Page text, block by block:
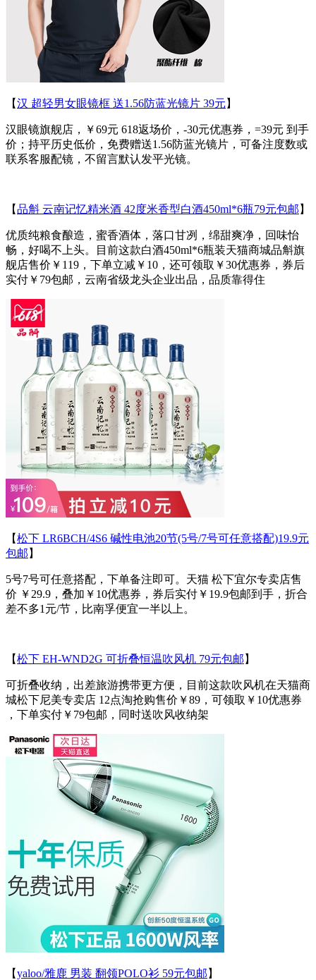
【汉 超轻男女眼镜框 送1.56防蓝光镜片 39元 】
汉眼镜旗舰店，￥69元 618返场价，-30元优惠券，=39元 到手
价；持平历史低价，免费赠送1.56防蓝光镜片，可备注度数或
联系客服配镜，不留言默认发平光镜。
【品斛 云南记忆精米酒 42度米香型白酒450ml*6瓶79元包邮 】
优质纯粮食酿造，蜜香酒体，落口甘冽，绵甜爽净，回味怡
畅，好喝不上头。目前这款白酒450ml*6瓶装天猫商城品斛旗
舰店售价￥119，下单立减￥10，还可领取￥30优惠券，券后
实付￥79包邮，云南省级龙头企业出品，品质靠得住
【松下 LR6BCH/4S6 碱性电池20节(5号/7号可任意搭配)19.9元
包邮 】
5号7号可任意搭配，下单备注即可。天猫 松下宜尔专卖店售
价 ￥29.9，叠加￥10优惠券，券后实付￥19.9包邮到手，折合
差不多1元/节，比南孚便宜一半以上。
【松下 EH-WND2G 可折叠恒温吹风机 79元包邮 】
可折叠收纳，出差旅游携带更方便，目前这款吹风机在天猫商
城松下尼美专卖店 12点淘抢购售价￥89，可领取￥10优惠券
，下单实付￥79包邮，同时送吹风收纳架
【yaloo/雅鹿 男装 翻领POLO衫 59元包邮 】